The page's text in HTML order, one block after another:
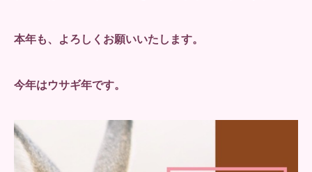
本年も、よろしくお願いいたします。
今年はウサギ年です。